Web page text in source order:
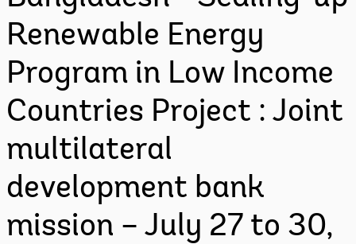
Renewable Energy
Program in Low Income
Countries Project : Joint
multilateral
development bank
mission – July 27 to 30,